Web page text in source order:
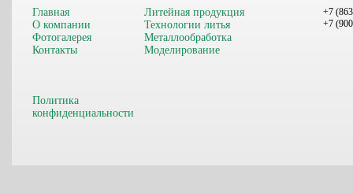
Главная
О компании
Фотогалерея
Контакты
Политика
конфиденциальности
Литейная продукция
Технологии литья
Металлообработка
Моделирование
+7
+7